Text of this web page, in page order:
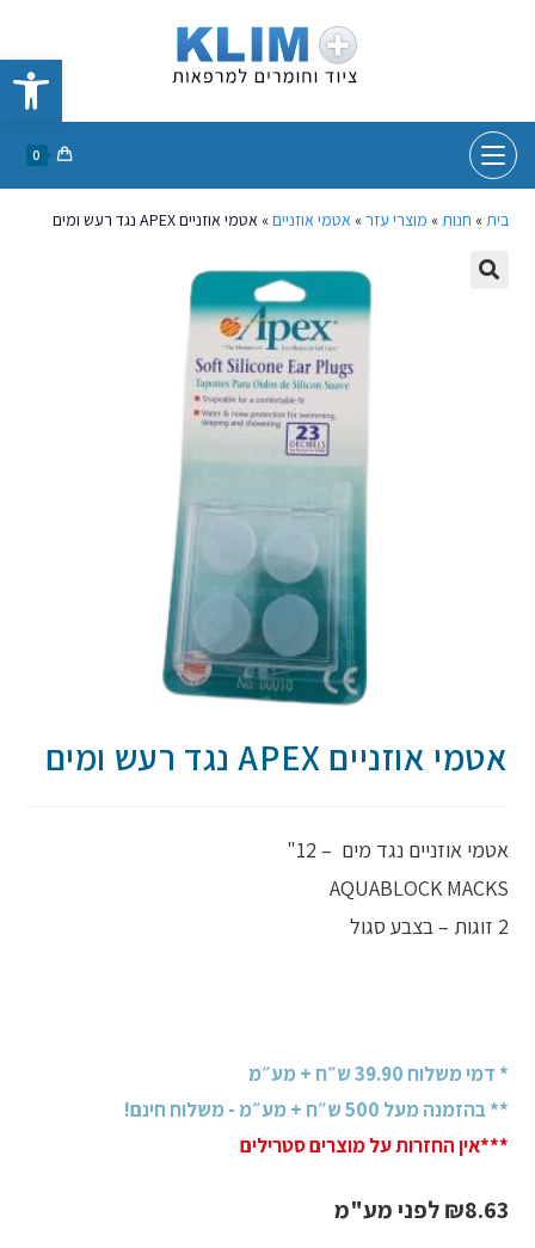
פתח סרגל נגישות
0
בית» חנות» מוצרי עזר » אטמי אוזניים» אטמי אוזניים APEX נגד רעש ומים
אטמי אוזניים APEX נגד רעש ומים
אטמי אוזניים נגד מים – 12"
AQUABLOCK MACKS
2 זוגות – בצבע סגול
* דמי משלוח 39.90 ש״ח + מע״מ
** בהזמנה מעל 500 ש״ח + מע״מ - משלוח חינם!
***אין החזרות על מוצרים סטרילים
₪8.63 לפני מע"מ